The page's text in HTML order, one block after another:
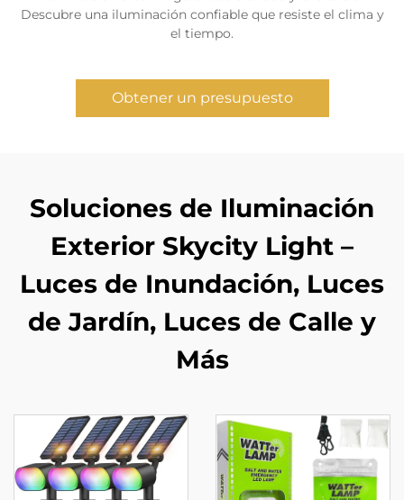
Descubre una iluminación confiable que resiste el clima y
el tiempo.
Obtener un presupuesto
Soluciones de Iluminación
Exterior Skycity Light –
Luces de Inundación, Luces
de Jardín, Luces de Calle y
Más